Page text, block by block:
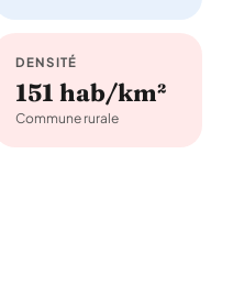
DENSITÉ
151 hab/km²
Commune rurale